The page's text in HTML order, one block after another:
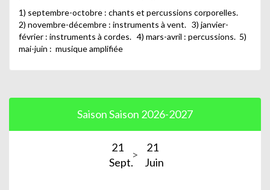
1) septembre-octobre : chants et percussions corporelles.
2) novembre-décembre : instruments à vent. 3) janvier-
février : instruments à cordes. 4) mars-avril : percussions. 5)
mai-juin : musique amplifiée
Saison Saison 2026-2027
21
Sept.
21
Juin